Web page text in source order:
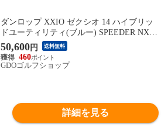
ダンロップ XXIO ゼクシオ 14 ハイブリッ
ドユーティリティ(ブルー) SPEEDER NX D
ST for XXIO シャフト：SPEEDER NX DST
for XXIO R H4 22° 40inch レディス
50,600円 送料無料
460
GDOゴルフショップ
詳細を見る